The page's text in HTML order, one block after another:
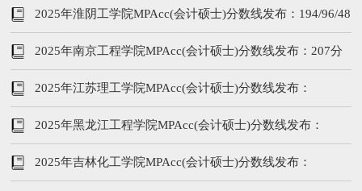
2025年淮阴工学院MPAcc(会计硕士)分数线发布：194/96/48
2025年南京工程学院MPAcc(会计硕士)分数线发布：207分
2025年江苏理工学院MPAcc(会计硕士)分数线发布：
194/96/48
2025年黑龙江工程学院MPAcc(会计硕士)分数线发布：
199/96/48
2025年吉林化工学院MPAcc(会计硕士)分数线发布：